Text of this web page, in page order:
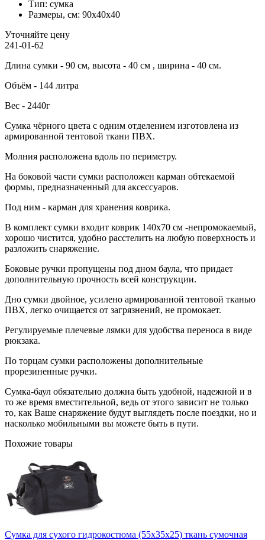
Тип: сумка
Размеры, см: 90x40x40
Уточняйте цену
241-01-62
Длина сумки - 90 см, высота - 40 см , ширина - 40 см.
Объём - 144 литра
Вес - 2440г
Сумка чёрного цвета с одним отделением изготовлена из
армированной тентовой ткани ПВХ.
Молния расположена вдоль по периметру.
На боковой части сумки расположен карман обтекаемой
формы, предназначенный для аксессуаров.
Под ним - карман для хранения коврика.
В комплект сумки входит коврик 140х70 см -непромокаемый,
хорошо чистится, удобно расстелить на любую поверхность и
разложить снаряжение.
Боковые ручки пропущены под дном баула, что придает
дополнительную прочность всей конструкции.
Дно сумки двойное, усилено армированной тентовой тканью
ПВХ, легко очищается от загрязнений, не промокает.
Регулируемые плечевые лямки для удобства переноса в виде
рюкзака.
По торцам сумки расположены дополнительные
прорезиненные ручки.
Сумка-баул обязательно должна быть удобной, надежной и в
то же время вместительной, ведь от этого зависит не только
то, как Ваше снаряжение будут выглядеть после поездки, но и
насколько мобильными вы можете быть в пути.
Похожие товары
Сумка для сухого гидрокостюма (55x35x25) ткань сумочная